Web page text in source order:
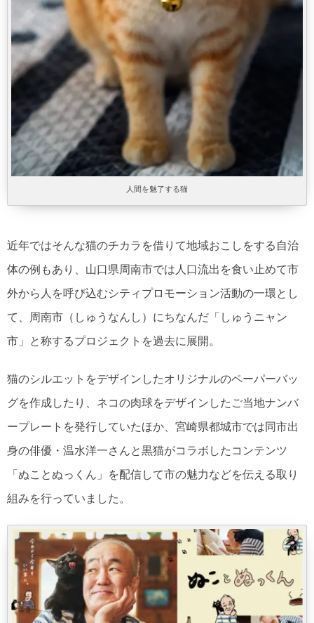
人間を魅了する猫
近年ではそんな猫のチカラを借りて地域おこしをする自治
体の例もあり、山口県周南市では人口流出を食い止めて市
外から人を呼び込むシティプロモーション活動の一環とし
て、周南市（しゅうなんし）にちなんだ「しゅうニャン
市」と称するプロジェクトを過去に展開。
猫のシルエットをデザインしたオリジナルのペーパーバッ
グを作成したり、ネコの肉球をデザインしたご当地ナンバ
ープレートを発行していたほか、宮崎県都城市では同市出
身の俳優・温水洋一さんと黒猫がコラボしたコンテンツ
「ぬことぬっくん」を配信して市の魅力などを伝える取り
組みを行っていました。